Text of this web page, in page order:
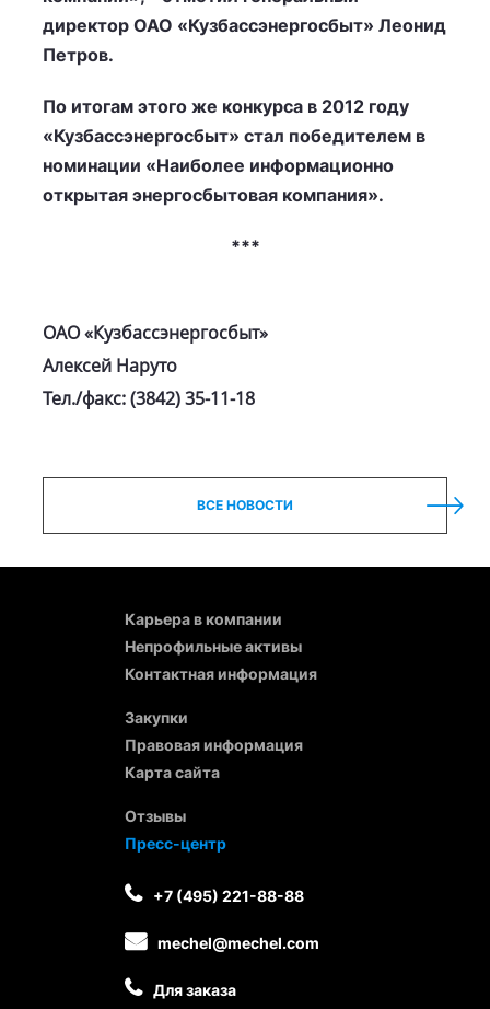
директор ОАО «Кузбассэнергосбыт» Леонид
Петров.
По итогам этого же конкурса в 2012 году
«Кузбассэнергосбыт» стал победителем в
номинации «Наиболее информационно
открытая энергосбытовая компания».
***
ОАО «Кузбассэнергосбыт»
Алексей Наруто
Тел./факс: (3842) 35-11-18
ВСЕ НОВОСТИ
Карьера в компании
Непрофильные активы
Контактная информация
Закупки
Правовая информация
Карта сайта
Отзывы
Пресс-центр
+7 (495) 221-88-88
mechel@mechel.com
Для заказа